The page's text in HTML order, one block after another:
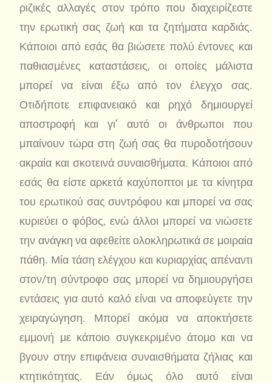
ριζικές αλλαγές στον τρόπο που διαχειρίζεστε
την ερωτική σας ζωή και τα ζητήματα καρδιάς.
Κάποιοι από εσάς θα βιώσετε πολύ έντονες και
παθιασμένες καταστάσεις, οι οποίες μάλιστα
μπορεί να είναι έξω από τον έλεγχο σας.
Οτιδήποτε επιφανειακό και ρηχό δημιουργεί
αποστροφή και γι’ αυτό οι άνθρωποι που
μπαίνουν τώρα στη ζωή σας θα πυροδοτήσουν
ακραία και σκοτεινά συναισθήματα. Κάποιοι από
εσάς θα είστε αρκετά καχύποπτοι με τα κίνητρα
του ερωτικού σας συντρόφου και μπορεί να σας
κυριεύει ο φόβος, ενώ άλλοι μπορεί να νιώσετε
την ανάγκη να αφεθείτε ολοκληρωτικά σε μοιραία
πάθη. Μία τάση ελέγχου και κυριαρχίας απέναντι
στον/τη σύντροφο σας μπορεί να δημιουργήσει
εντάσεις για αυτό καλό είναι να αποφεύγετε την
χειραγώγηση. Μπορεί ακόμα να αποκτήσετε
εμμονή με κάποιο συγκεκριμένο άτομο και να
βγουν στην επιφάνεια συναισθήματα ζήλιας και
κτητικότητας. Εάν όμως όλο αυτό είναι